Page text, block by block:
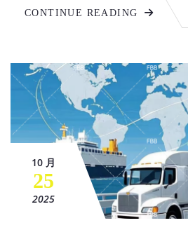
CONTINUE READING
10 月
25
2025